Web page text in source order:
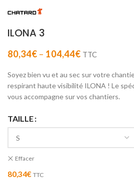
ILONA 3
80,34€ – 104,44€ TTC
Soyez bien vu et au sec sur votre
respirant haute visibilité ILONA ! Le
vous accompagne sur vos chantiers.
TAILLE
Effacer
80,34€ TTC